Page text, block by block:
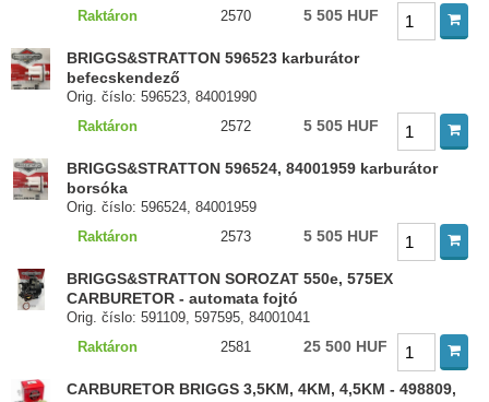
Raktáron
2570 5 505 HUF
BRIGGS&STRATTON 596523 karburátor
befecskendező
Orig. číslo: 596523, 84001990
Raktáron
2572 5 505 HUF
BRIGGS&STRATTON 596524, 84001959 karburátor
borsóka
Orig. číslo: 596524, 84001959
Raktáron
2573 5 505 HUF
BRIGGS&STRATTON SOROZAT 550e, 575EX
CARBURETOR - automata fojtó
Orig. číslo: 591109, 597595, 84001041
Raktáron
2581 25 500 HUF
CARBURETOR BRIGGS 3,5KM, 4KM, 4,5KM - 498809,